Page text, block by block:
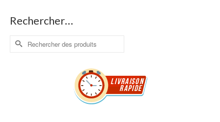
Rechercher…
Rechercher :